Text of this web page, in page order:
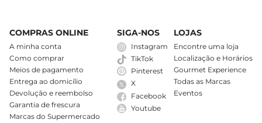
COMPRAS ONLINE
A minha conta
Como comprar
Meios de pagamento
Entrega ao domicílio
Devolução e reembolso
Garantia de frescura
Marcas do Supermercado
SIGA-NOS
Instagram
TikTok
Pinterest
X
Facebook
Youtube
LOJAS
Encontre uma loja
Localização e Horários
Gourmet Experience
Todas as Marcas
Eventos